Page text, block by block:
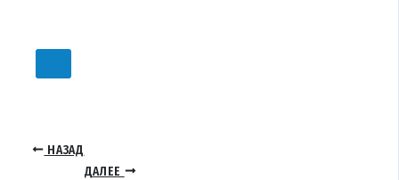
НАЗАД
ДАЛЕЕ